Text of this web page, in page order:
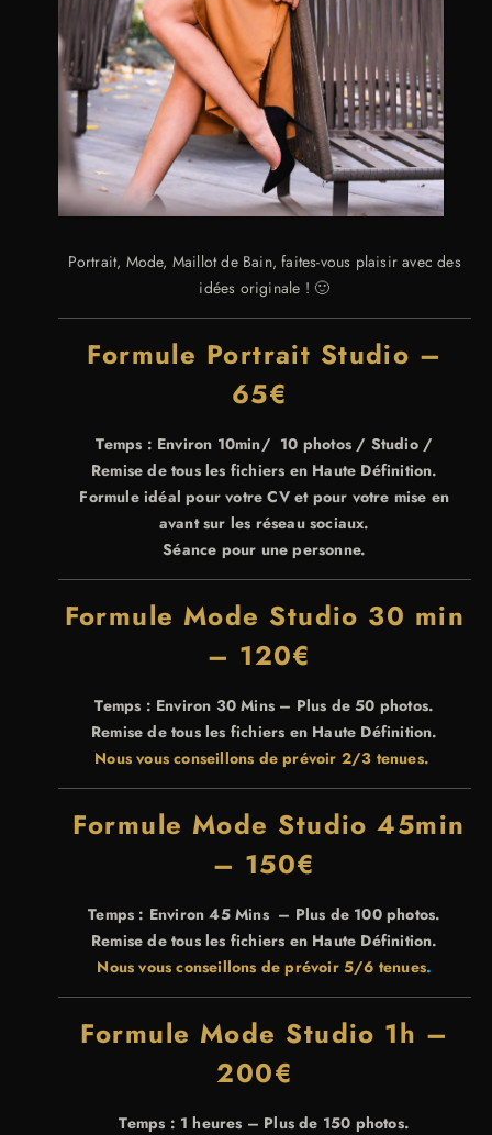
Portrait, Mode, Maillot de Bain, faites-vous plaisir avec des
idées originale ! 🙂
Formule Portrait Studio –
65€
Temps : Environ 10min/ 10 photos / Studio /
Remise de tous les fichiers en Haute Définition.
Formule idéal pour votre CV et pour votre mise en
avant sur les réseau sociaux.
Séance pour une personne.
Formule Mode Studio 30 min
– 120€
Temps : Environ 30 Mins – Plus de 50 photos.
Remise de tous les fichiers en Haute Définition.
Nous vous conseillons de prévoir 2/3 tenues.
Formule Mode Studio 45min
– 150€
Temps : Environ 45 Mins – Plus de 100 photos.
Remise de tous les fichiers en Haute Définition.
Nous vous conseillons de prévoir 5/6 tenues.
Formule Mode Studio 1h –
200€
Temps : 1 heures – Plus de 150 photos.